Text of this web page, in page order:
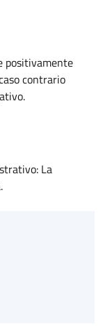
positivamente
contrario
La